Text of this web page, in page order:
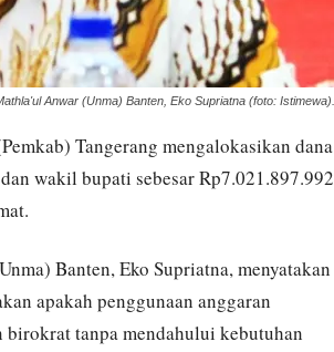
Anwar (Unma) Banten, Eko Supriatna (foto: Istimewa).
Tangerang mengalokasikan dana
wakil bupati sebesar Rp7.021.897.992
Banten, Eko Supriatna, menyatakan
apakah penggunaan anggaran
birokrat tanpa mendahului kebutuhan